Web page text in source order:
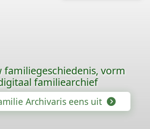
familiegeschiedenis, vorm
familiearchief
Archivaris eens uit